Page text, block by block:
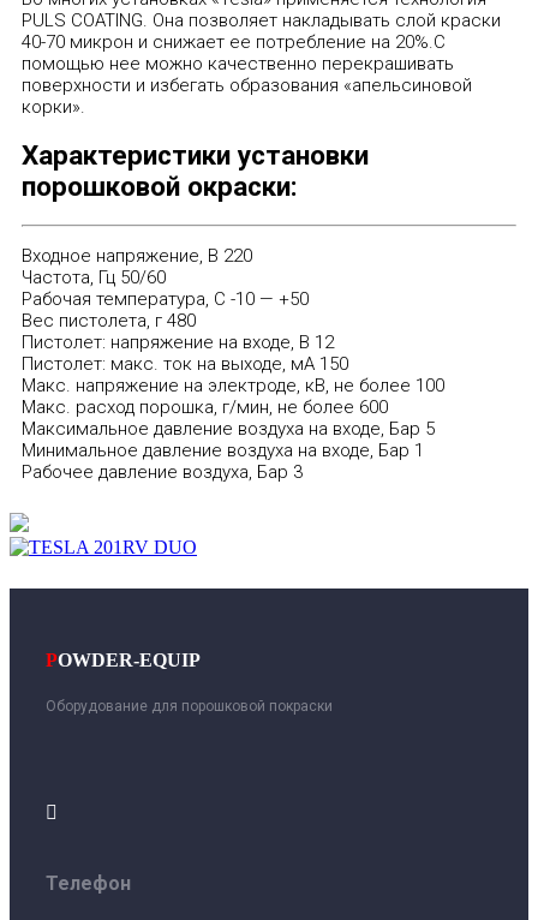
PULS COATING. Она позволяет накладывать слой краски
40-70 микрон и снижает ее потребление на 20%.С
помощью нее можно качественно перекрашивать
поверхности и избегать образования «апельсиновой
корки».
Характеристики установки
порошковой окраски:
Входное напряжение, В 220
Частота, Гц 50/60
Рабочая температура, С -10 — +50
Вес пистолета, г 480
Пистолет: напряжение на входе, В 12
Пистолет: макс. ток на выходе, мА 150
Макс. напряжение на электроде, кВ, не более 100
Макс. расход порошка, г/мин, не более 600
Максимальное давление воздуха на входе, Бар 5
Минимальное давление воздуха на входе, Бар 1
Рабочее давление воздуха, Бар 3
POWDER-EQUIP
Оборудование для порошковой покраски

Телефон